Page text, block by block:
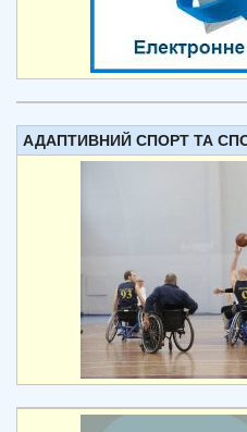
АДАПТИВНИЙ СПОРТ ТА